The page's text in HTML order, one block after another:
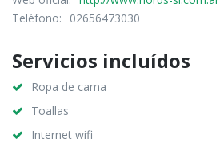
Teléfono:
02656473030
Servicios incluídos
Ropa de cama
Toallas
Internet wifi